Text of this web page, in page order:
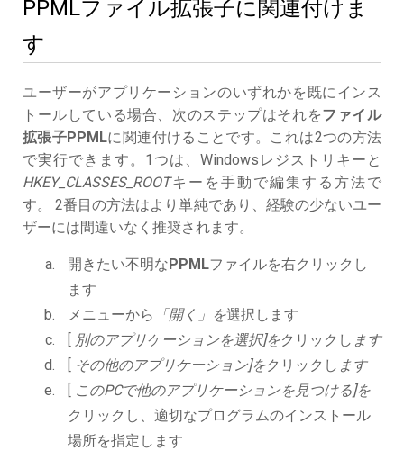
PPMLファイル拡張子に関連付けま
す
ユーザーがアプリケーションのいずれかを既にインス
トールしている場合、次のステップはそれをファイル
拡張子PPMLに関連付けることです。これは2つの方法
で実行できます。1つは、Windowsレジストリキーと
HKEY_CLASSES_ROOTキーを手動で編集する方法で
す。 2番目の方法はより単純であり、経験の少ないユー
ザーには間違いなく推奨されます。
開きたい不明なPPMLファイルを右クリックし
ます
メニューから
「開く」を選択します
[ 別のアプリケーションを選択]をクリックし ます
[ その他のアプリケーション]をクリックし ます
[ このPCで他のアプリケーションを見つける]を
クリックし、適切なプログラムのインストール
場所を指定します